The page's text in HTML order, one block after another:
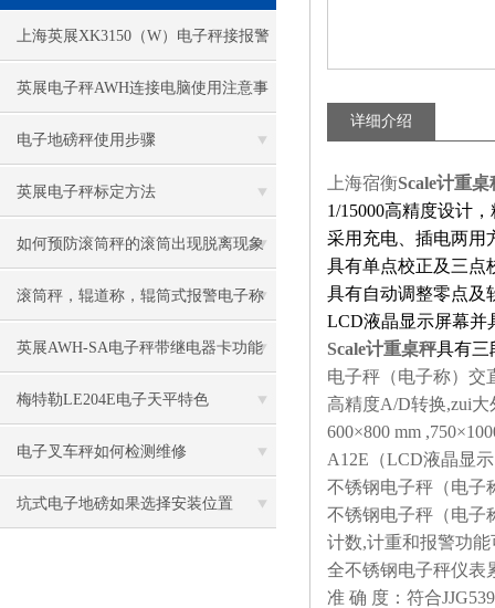
上海英展XK3150（W）电子秤接报警
灯资料
英展电子秤AWH连接电脑使用注意事
项
电子地磅秤使用步骤
英展电子秤标定方法
如何预防滚筒秤的滚筒出现脱离现象
滚筒秤，辊道称，辊筒式报警电子称
慨述
英展AWH-SA电子秤带继电器卡功能
简述
梅特勒LE204E电子天平特色
电子叉车秤如何检测维修
坑式电子地磅如果选择安装位置
详细介绍
上海宿衡Scale计重桌
1/15000高精度设计
采用充电、插电两用
具有单点校正及三点
具有自动调整零点及
LCD液晶显示屏幕并
Scale计重桌秤具有三
电子秤（电子称）交
高精度A/D转换,zui大
600×800 mm
A12E（LCD液晶显
不锈钢电子秤（电子
不锈钢电子秤（电子
计数,计重和报警功能
全不锈钢电子秤仪表
准 确 度：符合